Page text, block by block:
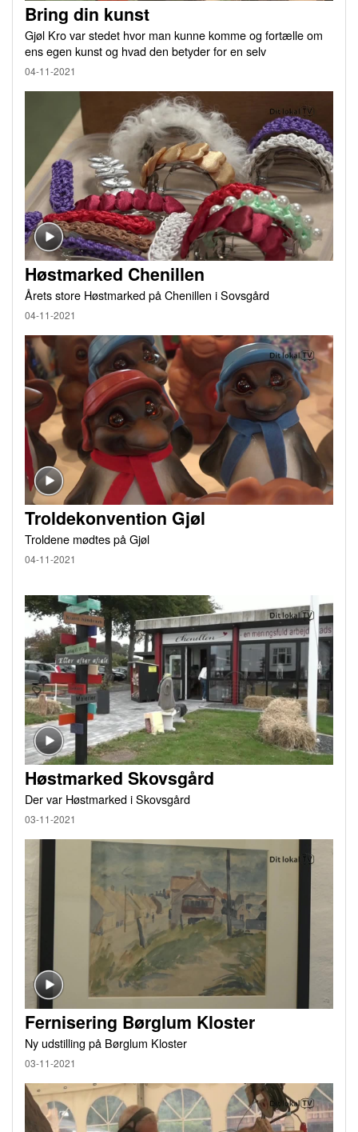
Bring din kunst
Gjøl Kro var stedet hvor man kunne komme og fortælle om
ens egen kunst og hvad den betyder for en selv
04-11-2021
Høstmarked Chenillen
Årets store Høstmarked på Chenillen i Sovsgård
04-11-2021
Troldekonvention Gjøl
Troldene mødtes på Gjøl
04-11-2021
Høstmarked Skovsgård
Der var Høstmarked i Skovsgård
03-11-2021
Fernisering Børglum Kloster
Ny udstilling på Børglum Kloster
03-11-2021